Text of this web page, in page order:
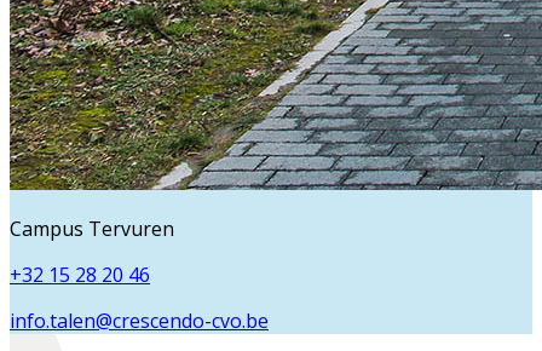
Campus Tervuren
+32 15 28 20 46
info.talen@crescendo-cvo.be